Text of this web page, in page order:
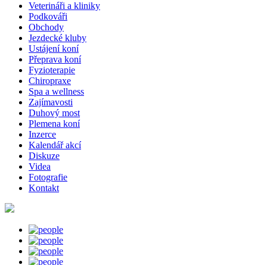
Veterináři a kliniky
Podkováři
Obchody
Jezdecké kluby
Ustájení koní
Přeprava koní
Fyzioterapie
Chiropraxe
Spa a wellness
Zajímavosti
Duhový most
Plemena koní
Inzerce
Kalendář akcí
Diskuze
Videa
Fotografie
Kontakt